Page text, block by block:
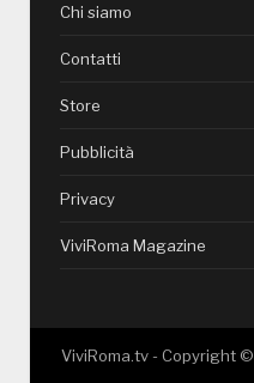
Chi siamo
Contatti
Store
Pubblicità
Privacy
ViviRoma Magazine
ViviRoma.tv - Copyright ©